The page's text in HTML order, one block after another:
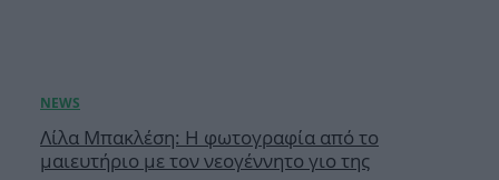
Λίλα Μπακλέση: Η φωτογραφία από το
μαιευτήριο με τον νεογέννητο γιο της